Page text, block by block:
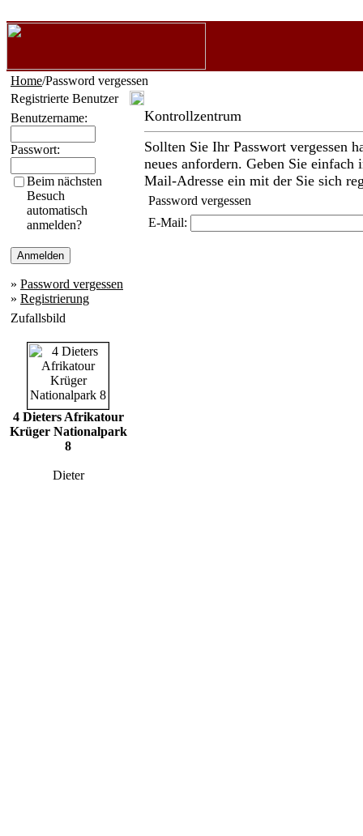
Home/Password vergessen
Registrierte Benutzer
Benutzername:
Passwort:
Beim nächsten
Besuch
automatisch
anmelden?
» Password vergessen
» Registrierung
Zufallsbild
4 Dieters Afrikatour
Krüger Nationalpark
8
Dieter
Kontrollzentrum
Sollten Sie Ihr Passwort vergessen
neues anfordern. Geben Sie
Mail-Adresse ein mit der Sie sich
Password vergessen
E-Mail: